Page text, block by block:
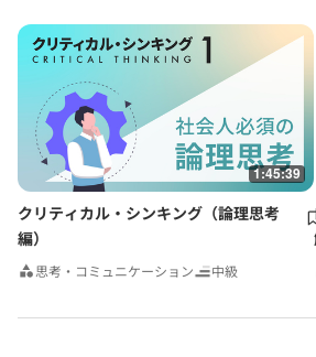
にも多数の単著、共著書、共訳書がある。
グロービス経営大学院や企業研修において経営
事業革新、管理会計、自社課題（アクションラ
務める。グロービスのナレッジライブラリ「
にコラムを連載するとともに、さまざまなテ
る。
1:45:39
クリティカル・シンキング（論理思考
編）
思考・コミュニケーション 中級